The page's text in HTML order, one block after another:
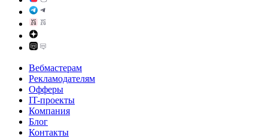
Вебмастерам
Рекламодателям
Офферы
IT-проекты
Компания
Блог
Контакты